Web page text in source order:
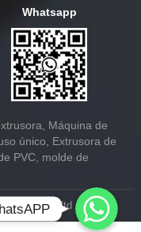
Whatsapp
Máquina de
único, Extrusora de
PVC, molde de
Co.,ltd
Whatsapp